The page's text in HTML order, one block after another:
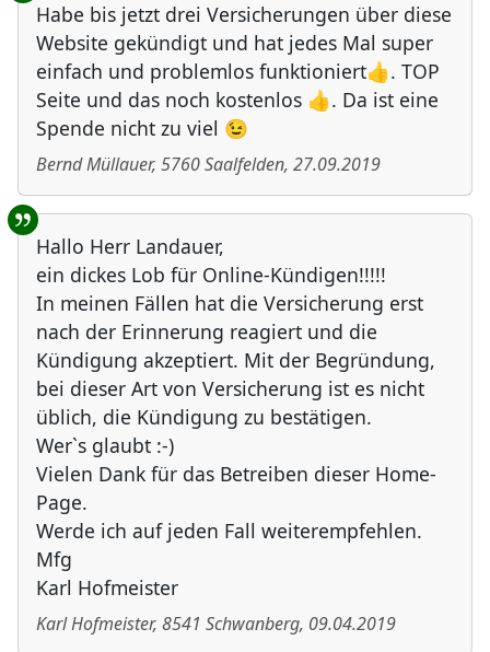
Habe bis jetzt drei Versicherungen über diese
Website gekündigt und hat jedes Mal super
einfach und problemlos funktioniert👍. TOP
Seite und das noch kostenlos 👍. Da ist eine
Spende nicht zu viel 😉
Bernd Müllauer, 5760Saalfelden, 27.09.2019
Hallo Herr Landauer,
ein dickes Lob für Online-Kündigen!!!!!
In meinen Fällen hat die Versicherung erst
nach der Erinnerung reagiert und die
Kündigung akzeptiert. Mit der Begründung,
bei dieser Art von Versicherung ist es nicht
üblich, die Kündigung zu bestätigen.
Wer`s glaubt :-)
Vielen Dank für das Betreiben dieser Home-
Page.
Werde ich auf jeden Fall weiterempfehlen.
Mfg
Karl Hofmeister
Karl Hofmeister, 8541 Schwanberg, 09.04.2019